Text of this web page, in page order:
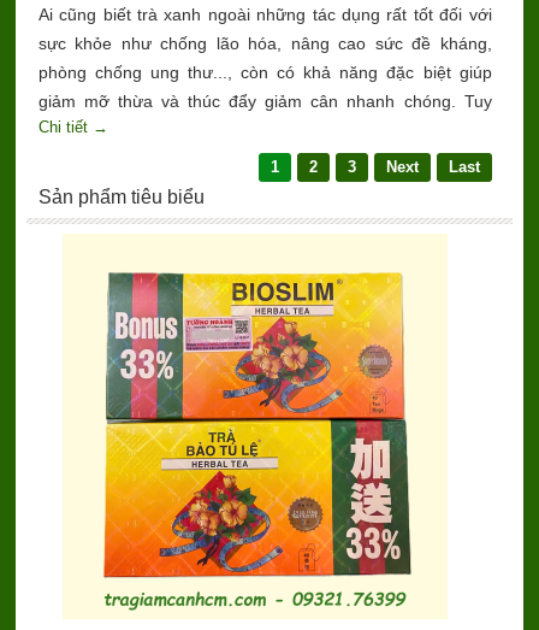
Ai cũng biết trà xanh ngoài những tác dụng rất tốt đối với
sực khỏe như chống lão hóa, nâng cao sức đề kháng,
phòng chống ung thư..., còn có khả năng đặc biệt giúp
giảm mỡ thừa và thúc đẩy giảm cân nhanh chóng. Tuy
nhiên, để đạt được hiệu quả giảm cân tối ưu từ trà xanh,
chúng ta cần phải biết cách chọn, pha và uống trà sao cho
đúng nhất.
Chi tiết →
1 2 3 Next Last
Sản phẩm tiêu biểu